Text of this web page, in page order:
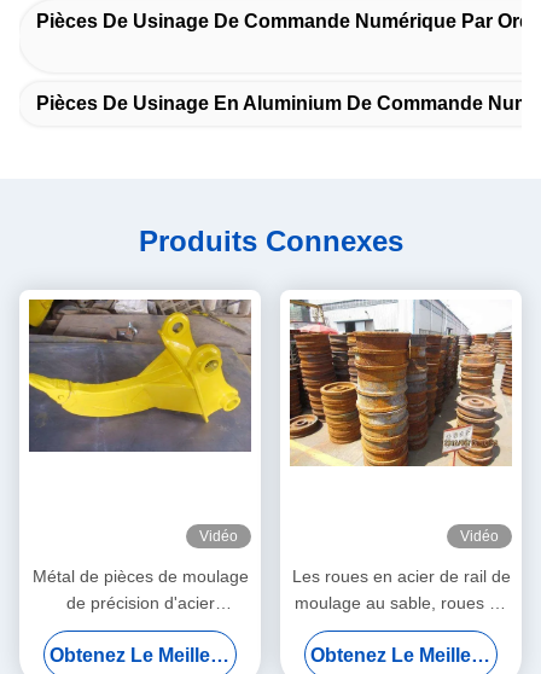
Pièces De Usinage De Commande Numérique Par
Pièces De Usinage En Aluminium De Commande
Produits Connexes
Vidéo
Métal de pièces de moulage
de précision d'acier
inoxydable emboutissant
l'OEM
Obtenez Le Meilleur Prix
Vidéo
Les roues en acier de rail de
moulage au sable, roues de
voiture de train de 500mm
plaquent extérieurObtenez Le Meilleur Prix